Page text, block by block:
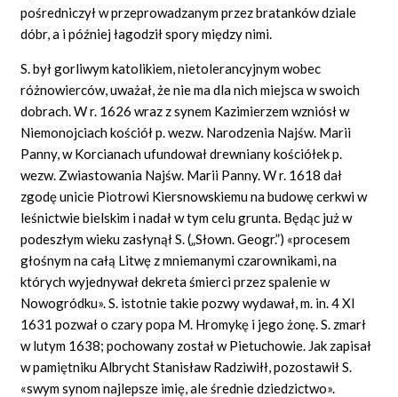
pośredniczył w przeprowadzanym przez bratanków dziale
dóbr, a i później łagodził spory między nimi.
S. był gorliwym katolikiem, nietolerancyjnym wobec
różnowierców, uważał, że nie ma dla nich miejsca w swoich
dobrach. W r. 1626 wraz z synem Kazimierzem wzniósł w
Niemonojciach kościół p. wezw. Narodzenia Najśw. Marii
Panny, w Korcianach ufundował drewniany kościółek p.
wezw. Zwiastowania Najśw. Marii Panny. W r. 1618 dał
zgodę unicie Piotrowi Kiersnowskiemu na budowę cerkwi w
leśnictwie bielskim i nadał w tym celu grunta. Będąc już w
podeszłym wieku zasłynął S. („Słown. Geogr.”) «procesem
głośnym na całą Litwę z mniemanymi czarownikami, na
których wyjednywał dekreta śmierci przez spalenie w
Nowogródku». S. istotnie takie pozwy wydawał, m. in. 4 XI
1631 pozwał o czary popa M. Hromykę i jego żonę. S. zmarł
w lutym 1638; pochowany został w Pietuchowie. Jak zapisał
w pamiętniku Albrycht Stanisław Radziwiłł, pozostawił S.
«swym synom najlepsze imię, ale średnie dziedzictwo».